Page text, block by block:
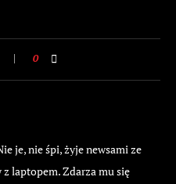
0
je, nie śpi, żyje newsami ze
laptopem. Zdarza mu się